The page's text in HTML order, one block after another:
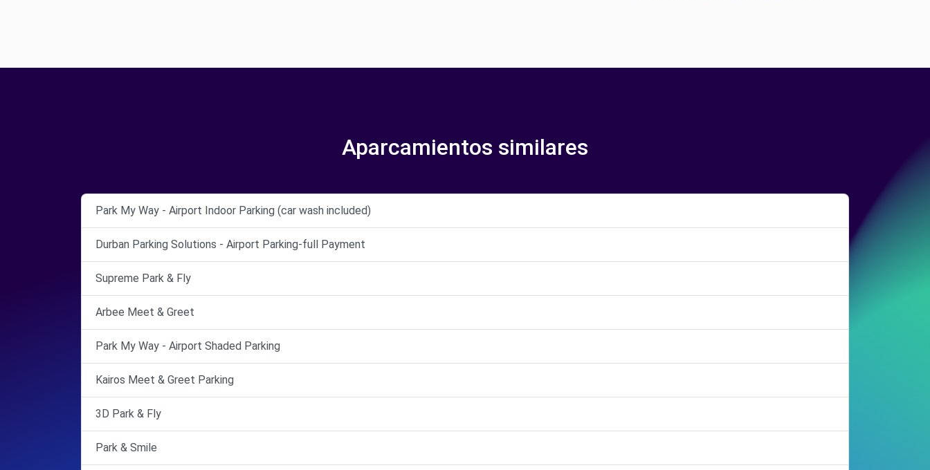
Aparcamientos similares
Park My Way - Airport Indoor Parking (car wash included)
Durban Parking Solutions - Airport Parking-full Payment
Supreme Park & Fly
Arbee Meet & Greet
Park My Way - Airport Shaded Parking
Kairos Meet & Greet Parking
3D Park & Fly
Park & Smile